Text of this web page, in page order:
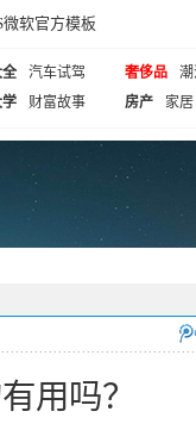
微软官方模板
汽车试驾
财富故事
奢侈品
房产
家居
用吗？